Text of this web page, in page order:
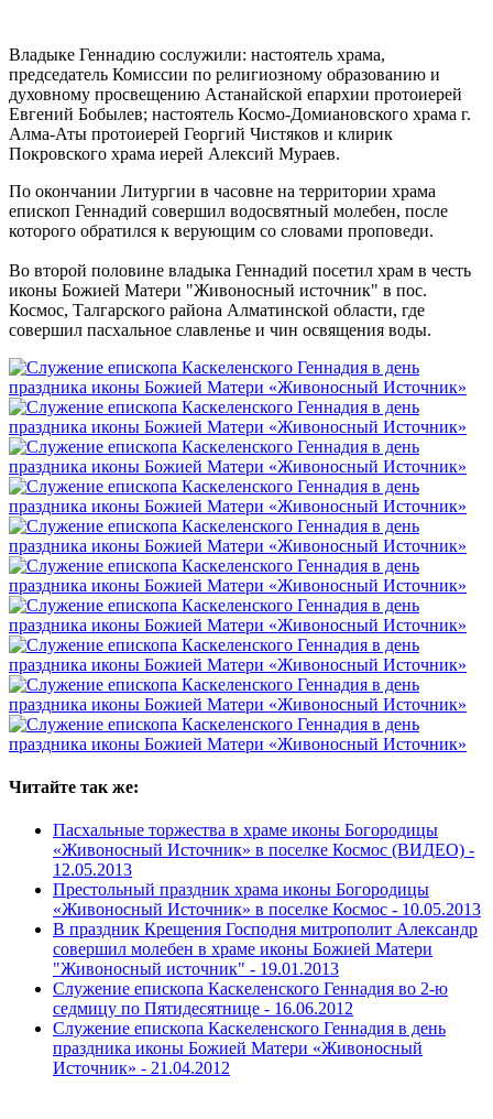
Владыке Геннадию сослужили: настоятель храма,
председатель Комиссии по религиозному образованию и
духовному просвещению Астанайской епархии протоиерей
Евгений Бобылев; настоятель Космо-Домиановского храма г.
Алма-Аты протоиерей Георгий Чистяков и клирик
Покровского храма иерей Алексий Мураев.
По окончании Литургии в часовне на территории храма
епископ Геннадий совершил водосвятный молебен, после
которого обратился к верующим со словами проповеди.
Во второй половине владыка Геннадий посетил храм в честь
иконы Божией Матери "Живоносный источник" в пос.
Космос, Талгарского района Алматинской области, где
совершил пасхальное славленье и чин освящения воды.
Читайте так же:
Пасхальные торжества в храме иконы Богородицы
«Живоносный Источник» в поселке Космос (ВИДЕО) -
12.05.2013
Престольный праздник храма иконы Богородицы
«Живоносный Источник» в поселке Космос - 10.05.2013
В праздник Крещения Господня митрополит Александр
совершил молебен в храме иконы Божией Матери
"Живоносный источник" - 19.01.2013
Служение епископа Каскеленского Геннадия во 2-ю
седмицу по Пятидесятнице - 16.06.2012
Служение епископа Каскеленского Геннадия в день
праздника иконы Божией Матери «Живоносный
Источник» - 21.04.2012